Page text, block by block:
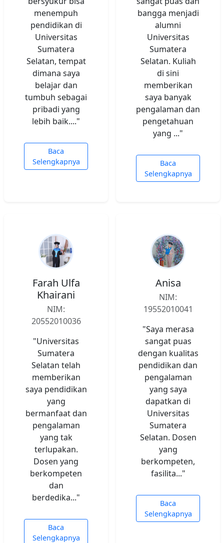
menempuh
pendidikan di
Universitas
Sumatera
Selatan, tempat
dimana saya
belajar dan
tumbuh sebagai
pribadi yang
lebih baik...."
Baca
Selengkapnya
bangga menjadi
alumni
Universitas
Sumatera
Selatan. Kuliah
di sini
memberikan
saya banyak
pengalaman dan
pengetahuan
yang ..."
Baca
Selengkapnya
Farah Ulfa
Khairani
NIM:
20552010036
"Universitas
Sumatera
Selatan telah
memberikan
saya pendidikan
yang
bermanfaat dan
pengalaman
yang tak
terlupakan.
Dosen yang
berkompeten
dan
berdedika..."
Baca
Selengkapnya
Anisa
NIM:
19552010041
"Saya merasa
sangat puas
dengan kualitas
pendidikan dan
pengalaman
yang saya
dapatkan di
Universitas
Sumatera
Selatan. Dosen
yang
berkompeten,
fasilita..."
Baca
Selengkapnya